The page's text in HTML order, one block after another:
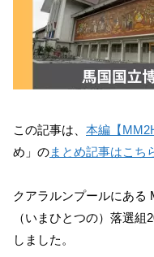
この記事は、 本編【
め」のまとめ記事はこち
クアラルンプールにある
（いまひとつの）落選
しました。